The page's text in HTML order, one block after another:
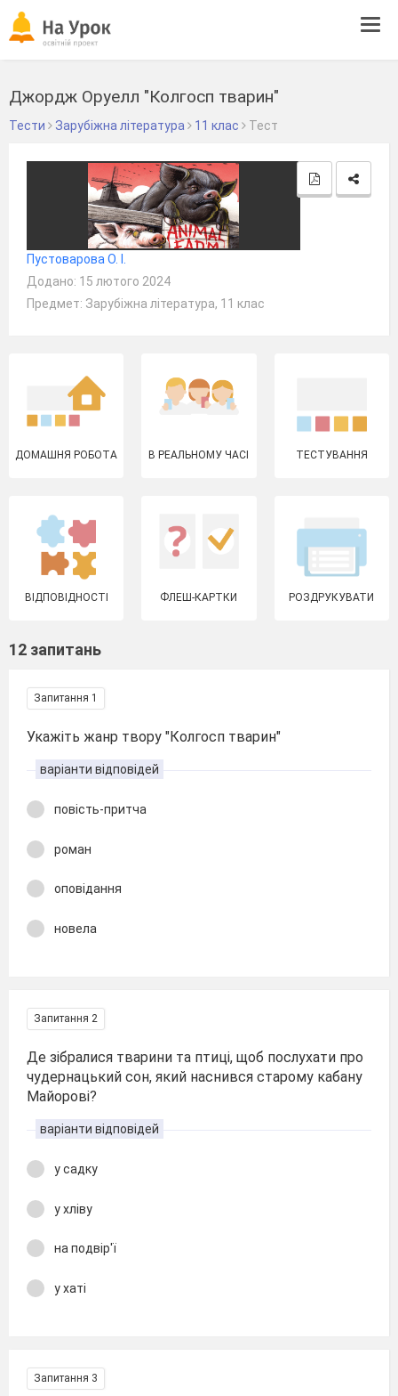
Джордж Оруелл "Колгосп тварин"
Тести Зарубіжна література 11 клас Тест
Пустоварова О. І.
Додано: 15 лютого 2024
Предмет: Зарубіжна література, 11 клас
ДОМАШНЯ РОБОТА В РЕАЛЬНОМУ ЧАСІ ТЕСТУВАННЯ
ВІДПОВІДНОСТІ ФЛЕШ-КАРТКИ РОЗДРУКУВАТИ
12 запитань
Запитання 1
Укажіть жанр твору "Колгосп тварин"
варіанти відповідей
повість-притча
роман
оповідання
новела
Запитання 2
Де зібралися тварини та птиці, щоб послухати про
чудернацький сон, який наснився старому кабану
Майорові?
варіанти відповідей
у садку
у хліву
на подвір'ї
у хаті
Запитання 3